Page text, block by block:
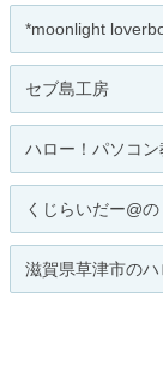
*moonlight
セブ島工房
ハロー！パソコン
くじらいだー@の
滋賀県草津市のハ